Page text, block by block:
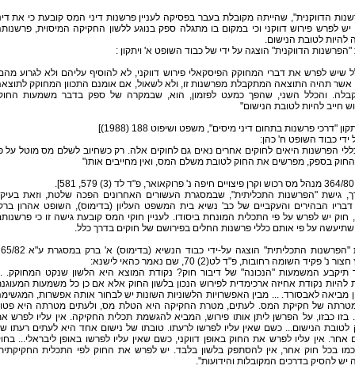
הדווקנית", שהייתה מקובלת בעבר בפסיקה לעניין פרשנות דיני המס קובעת כי את
לפרש פירוש דווקני וכי במקום בו מתגלה ספק בנוגע ללשון החקיקה המיסוית,
להיות לטובת הנישום.
"הפרשנות הדווקנית" הוצגה על ידי של כבוד השופט א' ויתקון :
שיש לפרש את דברי המחוקק הפיסקאלי פירוש דווקני, לא להוסיף עליהם ולא לגרוע
תהיה התוצאה המתקבלת מפרשנות זו, ולא לשאול, אם אומנם התכוון המחוקק
והכלל השני, שהפך כמעט לפזמון, הוא, שבמקרה של ספק בדבר משמעות
חייב להיות לטובת הנישום"
"דרכי פרשנות בתחום דיני מיסים", משפט ושיפוט 188 (1988)]
ידי כבוד השופט ח' כהן:
הפרשנות היאים לחוקים אחרים נאים גם לחוקים אלה. רק כשחיוב לשלם מס מוטל על
החוק בספק, מפרשים את החוק לטובת משלם המס, ואין מחייבים אותו"
גישת "הפרשנות התכליתית", שבמסגרת העשורים האחרונים הפכה שלטת, וזאת
הבהירים והעקביים של כב' נשיא בית המשפט העליון (בדימוס), השופט אהרון
חוק יש לפרש על פי התכלית המונחת ביסודו. לעניין חוקי המס קובעת גישה זו כי
שתיעשה על פי אותם כללי פרשנות החלים בפירושם של חוקים בדרך כלל.
גישת "הפרשנות התכליתית" הוצגה על-ידי כבוד הנשיא (בדימוס) א' ברק
נ' פקיד השומה רחובות, פ"ד לט(2) 70, שם נאמר כהאי לישנא:
תיקבע המשמעות "הנכונה" של דיבור חוק? נקודת המוצא היא הלשון שנקט המחוקק.
להיות נקודת אחיזה ארכימדית לפירוש הנכון בלשון החוק אלא אם כן כל משמעות
מביאה לאבסורד. ... מבין האפשרויות הלשוניות השונות יש לבחור אותה אפשרות,
של חקיקת המס. לעתים, מטרת החקיקה היא הטלת מס, ולעתים מטרתה היא
כבזו, על הפרשן ליתן אותו פירוש, המביא להגשמת תכלית החקיקה. אין עליו לפרש
לטובת הנישום... כשם שאין עליו לפרשו לרעתו. טובתו של נישום אחד היא לעתים רעתו
אחר. אין עליו לפרש את החוק באופן דווקני, כשם שאין עליו לפרשו באופן ליבראלי...
בכל חוק אחר, אין להסתפק בלשון בלבד. יש לפרש את החוק לפי התכלית
יש להסיק בדרכים המקובלות והידועות".